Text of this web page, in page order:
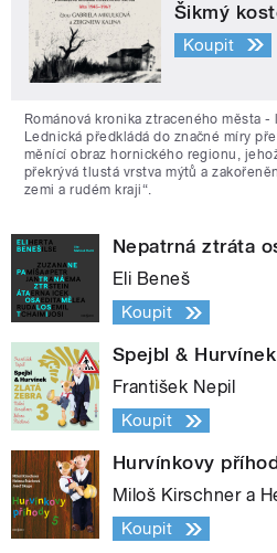
Šikmý
Koupit
Románová kronika ztraceného města
Lednická předkládá do značné míry
měnící obraz hornického regionu,
překrývá tlustá vrstva mýtů a
zemi a rudém kraji“.
Nepatrná ztráta
Eli Beneš
Koupit
Spejbl &
František Nepil
Koupit
Hurvínkovy
Miloš Kirschner a
Koupit